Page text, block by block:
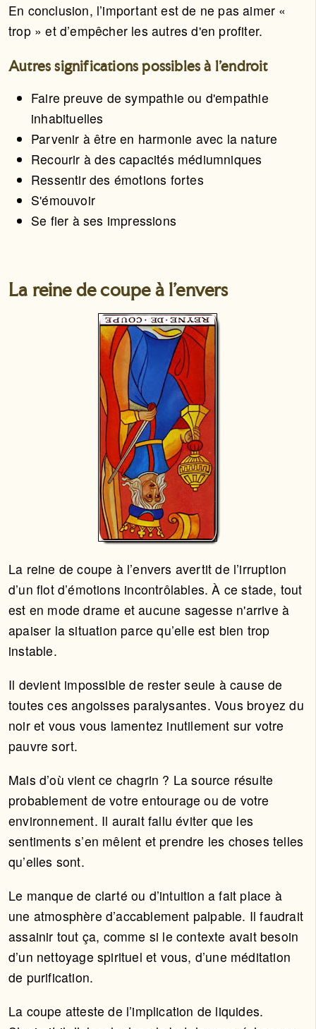
En conclusion, l’important est de ne pas aimer «
trop » et d’empêcher les autres d'en profiter.
Autres significations possibles à l'endroit
Faire preuve de sympathie ou d'empathie
inhabituelles
Parvenir à être en harmonie avec la nature
Recourir à des capacités médiumniques
Ressentir des émotions fortes
S'émouvoir
Se fier à ses impressions
La reine de coupe à l'envers
La reine de coupe à l’envers avertit de l’irruption
d’un flot d’émotions incontrôlables. À ce stade, tout
est en mode drame et aucune sagesse n'arrive à
apaiser la situation parce qu’elle est bien trop
instable.
Il devient impossible de rester seule à cause de
toutes ces angoisses paralysantes. Vous broyez du
noir et vous vous lamentez inutilement sur votre
pauvre sort.
Mais d’où vient ce chagrin ? La source résulte
probablement de votre entourage ou de votre
environnement. Il aurait fallu éviter que les
sentiments s’en mêlent et prendre les choses telles
qu’elles sont.
Le manque de clarté ou d’intuition a fait place à
une atmosphère d’accablement palpable. Il faudrait
assainir tout ça, comme si le contexte avait besoin
d’un nettoyage spirituel et vous, d’une méditation
de purification.
La coupe atteste de l’implication de liquides.